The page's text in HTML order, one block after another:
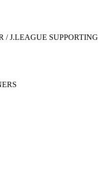
/ J.LEAGUE SUPPORTING